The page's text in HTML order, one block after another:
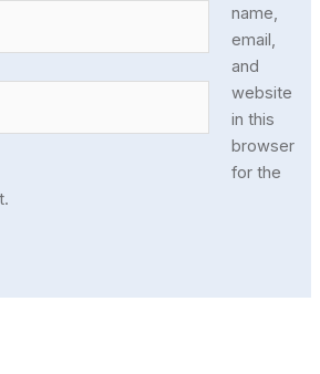
name,
email,
and
website
in this
browser
for the